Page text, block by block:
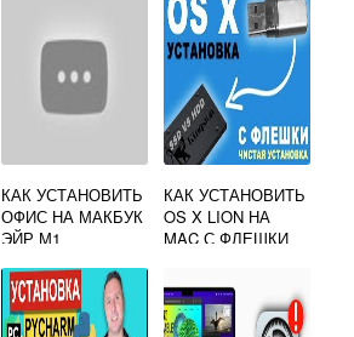
КАК УСТАНОВИТЬ
ОФИС НА МАКБУК
ЭЙР М1
КАК УСТАНОВИТЬ
OS X LION НА
MAC С ФЛЕШКИ